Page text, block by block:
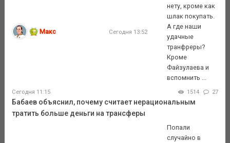
Макс Сегодня 13:52
нету, кроме как
шлак покупать.
А где наши
удачные
транфреры?
Кроме
Файзулаева и
вспомнить ...
Сегодня 11:15 1514 27
Бабаев объяснил, почему считает нерациональным
тратить больше деньги на трансферы
Попали
случайно в